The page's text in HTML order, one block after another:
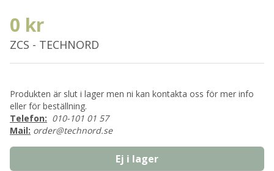
0 kr
ZCS - TECHNORD
Produkten är slut i lager men ni kan kontakta oss för mer info
eller för beställning.
Telefon: 010-101 01 57
Mail: order@technord.se
Ej i lager